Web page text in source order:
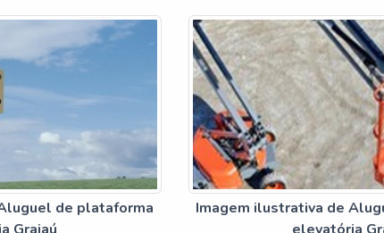
de plataforma
Imagem ilustrativa de